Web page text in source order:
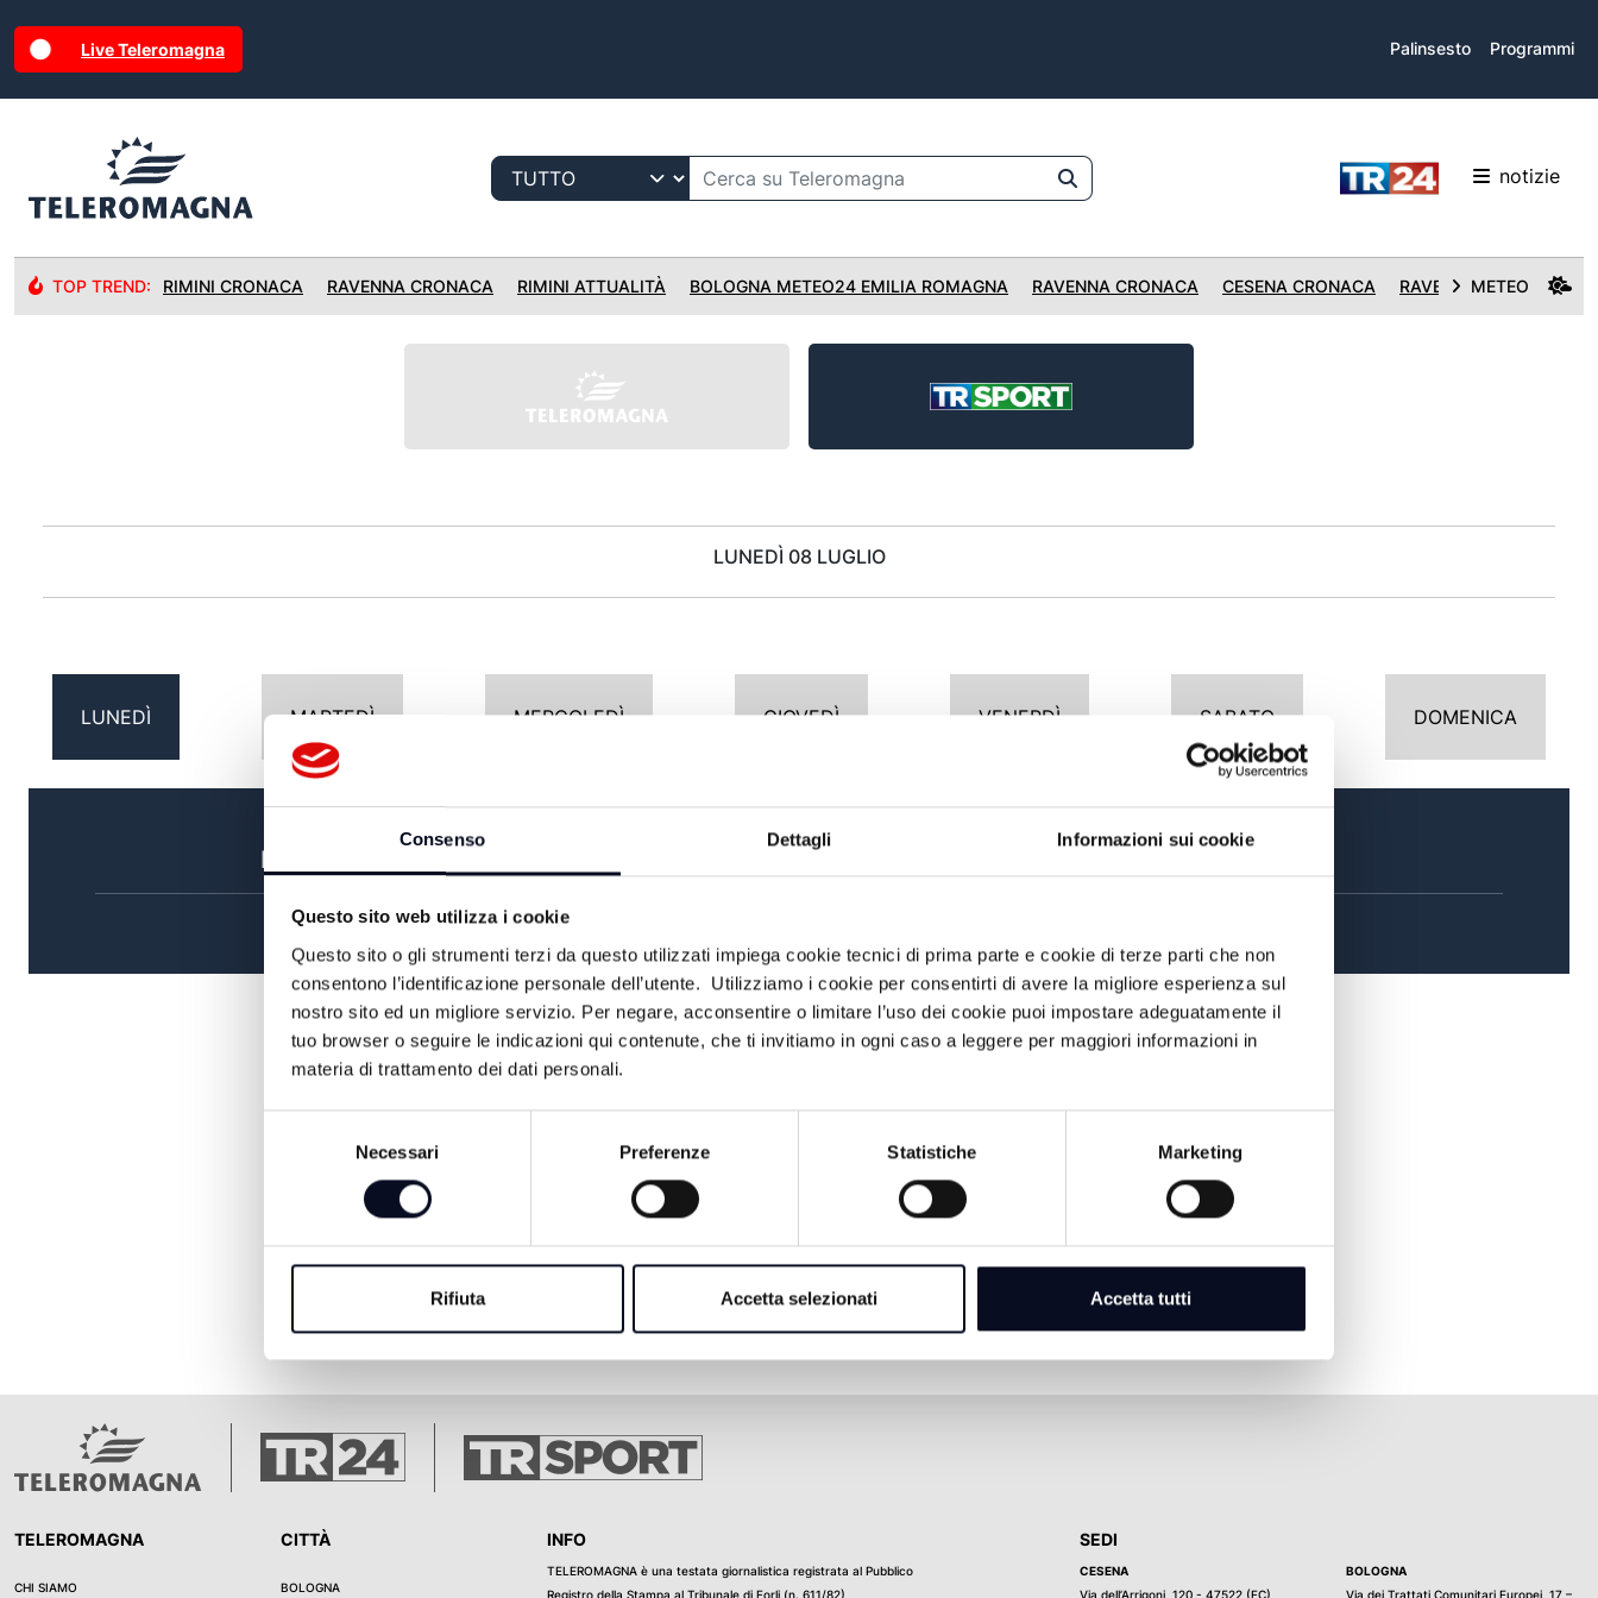
Consenso Dettagli Informazioni sui cookie
Questo sito web utilizza i cookie
Questo sito o gli strumenti terzi da questo utilizzati impiega cookie tecnici di prima parte e cookie di terze parti che non
consentono l’identificazione personale dell’utente. Utilizziamo i cookie per consentirti di avere la migliore esperienza sul
nostro sito ed un migliore servizio. Per negare, acconsentire o limitare l’uso dei cookie puoi impostare adeguatamente il
tuo browser o seguire le indicazioni qui contenute, che ti invitiamo in ogni caso a leggere per maggiori informazioni in
materia di trattamento dei dati personali.
Necessari Preferenze Statistiche Marketing
Rifiuta Accetta selezionati Accetta tutti
Live Teleromagna Palinsesto Programmi
notizie
TOP TREND: RIMINI CRONACA RAVENNA CRONACA RIMINI ATTUALITÀ BOLOGNA METEO24 EMILIA ROMAGNA RAVENNA CRONACA CESENA CRONACA RAVENNA CRONACA
METEO
LUNEDÌ 08 LUGLIO
LUNEDÌ MARTEDÌ MERCOLEDÌ GIOVEDÌ VENERDÌ SABATO DOMENICA
MATTINA POMERIGGIO
TELEROMAGNA
CHI SIAMO
CITTÀ
BOLOGNA
INFO
TELEROMAGNA è una testata giornalistica registrata al Pubblico
Registro della Stampa al Tribunale di Forli (n. 611/82)
SEDI
CESENA
Via dell’Arrigoni, 120 - 47522 (FC)
BOLOGNA
Via dei Trattati Comunitari Europei, 17 –